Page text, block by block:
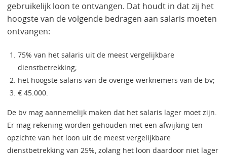
gebruikelijk loon te ontvangen. Dat houdt in dat zij het
hoogste van de volgende bedragen aan salaris moeten
ontvangen:
75% van het salaris uit de meest vergelijkbare
dienstbetrekking;
het hoogste salaris van de overige werknemers van de bv;
€ 45.000.
De bv mag aannemelijk maken dat het salaris lager moet zijn.
Er mag rekening worden gehouden met een afwijking ten
opzichte van het loon uit de meest vergelijkbare
dienstbetrekking van 25%, zolang het loon daardoor niet lager